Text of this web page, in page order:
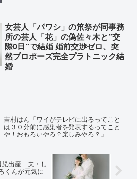
女芸人「パワシ」の笊祭が同事務
所の芸人「花」の偽佐々木と”交
際0日”で結婚 婚前交渉ゼロ、突
然プロポーズ完全プラトニック結
婚
吉村はん「ワイがテレビに出るってこと
は３０分前に感染者を発表するってこと
や！おもろいやろ？楽しみやろ？」
児出産 夫・し
くんが元気に